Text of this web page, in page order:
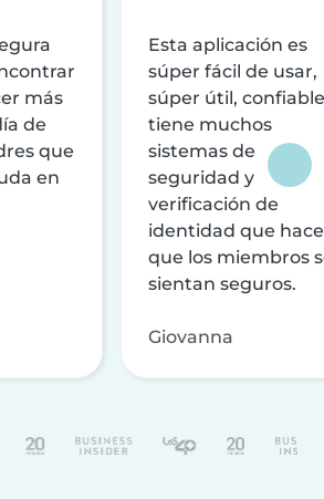
más
de
que
en
Esta aplicación es
súper fácil de usar,
súper útil,
tiene muchos
sistemas de
seguridad y
verificación de
identidad que
que los miembros
sientan seguros.
Giovanna